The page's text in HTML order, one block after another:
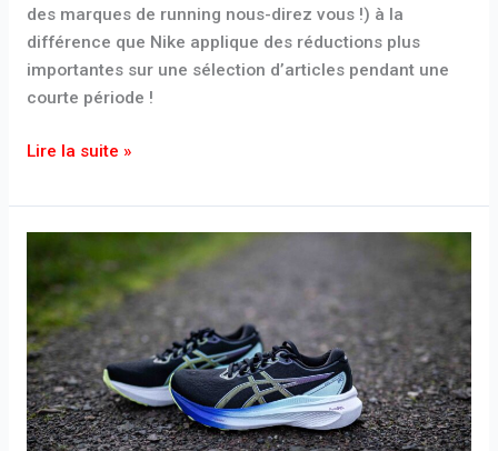
des marques de running nous-direz vous !) à la
différence que Nike applique des réductions plus
importantes sur une sélection d’articles pendant une
courte période !
Lire la suite »
Soldes
d’été
profitez
des
promotions
sur
les